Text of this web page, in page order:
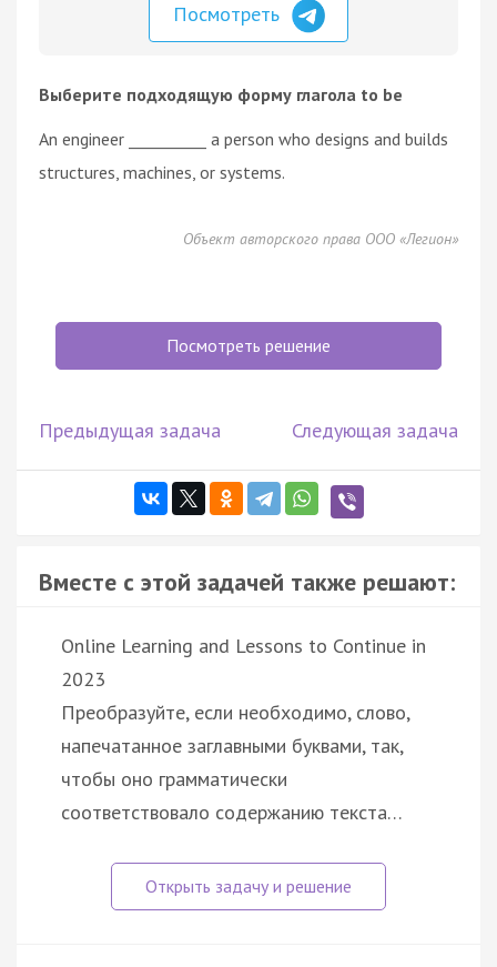
Посмотреть
Выберите подходящую форму глагола to be
An engineer __________ a person who designs and builds
structures, machines, or systems.
Объект авторского права ООО «Легион»
Посмотреть решение
Предыдущая задача Следующая задача
Вместе с этой задачей также решают:
Online Learning and Lessons to Continue in
2023
Преобразуйте, если необходимо, слово,
напечатанное заглавными буквами, так,
чтобы оно грамматически
соответствовало содержанию текста…